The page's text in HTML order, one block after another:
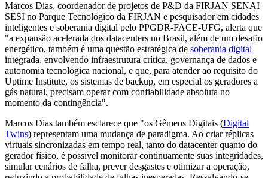
Marcos Dias, coordenador de projetos de P&D da FIRJAN SENAI
SESI no Parque Tecnológico da FIRJAN e pesquisador em cidades
inteligentes e soberania digital pelo PPGDR-FACE-UFG, alerta que
"a expansão acelerada dos datacenters no Brasil, além de um desafio
energético, também é uma questão estratégica de soberania digital
integrada, envolvendo infraestrutura crítica, governança de dados e
autonomia tecnológica nacional, e que, para atender ao requisito do
Uptime Institute, os sistemas de backup, em especial os geradores a
gás natural, precisam operar com confiabilidade absoluta no
momento da contingência".
Marcos Dias também esclarece que "os Gêmeos Digitais (Digital
Twins) representam uma mudança de paradigma. Ao criar réplicas
virtuais sincronizadas em tempo real, tanto do datacenter quanto do
gerador físico, é possível monitorar continuamente suas integridades,
simular cenários de falha, prever desgastes e otimizar a operação,